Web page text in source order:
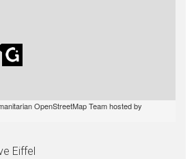
OpenStreetMap Team hosted by
Eiffel